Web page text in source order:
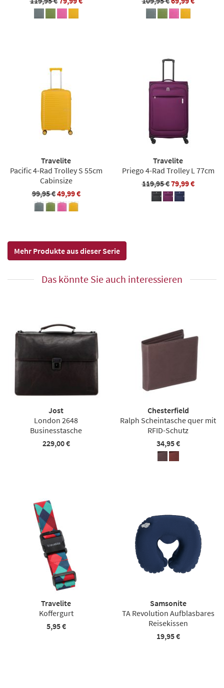
Travelite
Pacific 4-Rad Trolley S 55cm
Cabinsize
99,95 €49,99 €
Travelite
Priego 4-Rad Trolley L 77cm
119,95 €79,99 €
Mehr Produkte aus dieser Serie
Das könnte Sie auch interessieren
Jost
London 2648
Businesstasche
229,00 €
Chesterfield
Ralph Scheintasche quer mit
RFID-Schutz
34,95 €
Travelite
Koffergurt
5,95 €
Samsonite
TA Revolution Aufblasbares
Reisekissen
19,95 €